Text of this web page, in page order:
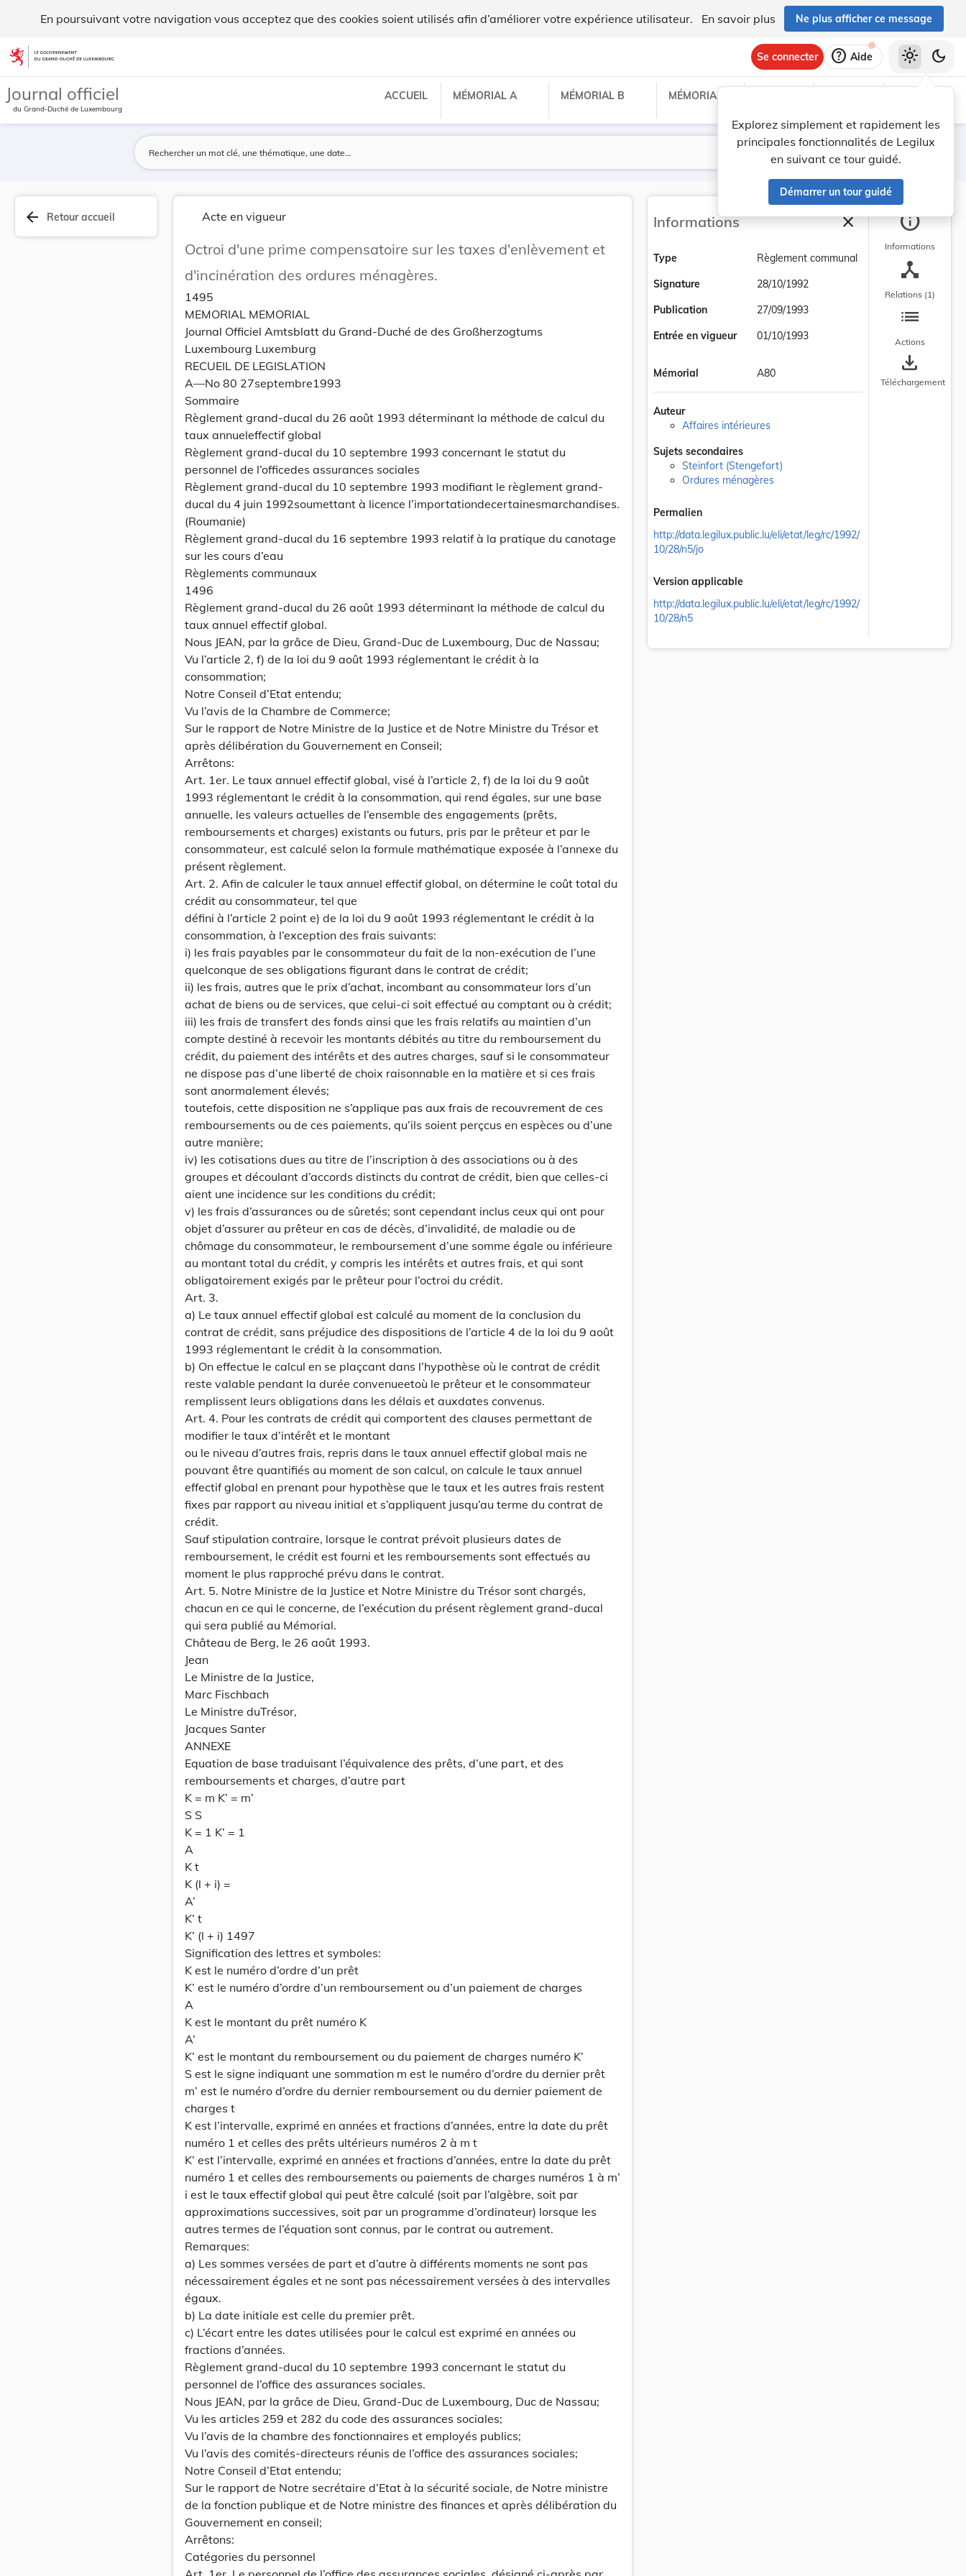
En poursuivant votre navigation vous acceptez que des cookies soient utilisés afin d’améliorer votre expérience utilisateur. En savoir plus Ne plus afficher ce message
Aller au contenu
Se connecter help Aide
Explorez simplement et rapidement les
principales fonctionnalités de Legilux
en suivant ce tour guidé.
Démarrer un tour guidé
light_mode dark_mode
Journal officiel
du Grand-Duché de Luxembourg
ACCUEIL MÉMORIAL A MÉMORIAL B MÉMORIAL C
Lancer la recherche
Filtres
arrow_back Retour accueil Acte en vigueur
Octroi d'une prime compensatoire sur les taxes d'enlèvement et
d'incinération des ordures ménagères.
1495
MEMORIAL MEMORIAL
Journal Officiel Amtsblatt du Grand-Duché de des Großherzogtums
Luxembourg Luxemburg
RECUEIL DE LEGISLATION
A—No 80 27septembre1993
Sommaire
Règlement grand-ducal du 26 août 1993 déterminant la méthode de calcul du
taux annueleffectif global
Règlement grand-ducal du 10 septembre 1993 concernant le statut du
personnel de l’officedes assurances sociales
Règlement grand-ducal du 10 septembre 1993 modifiant le règlement grand-
ducal du 4 juin 1992soumettant à licence l’importationdecertainesmarchandises.
(Roumanie)
Règlement grand-ducal du 16 septembre 1993 relatif à la pratique du canotage
sur les cours d’eau
Règlements communaux
1496
Règlement grand-ducal du 26 août 1993 déterminant la méthode de calcul du
taux annuel effectif global.
Nous JEAN, par la grâce de Dieu, Grand-Duc de Luxembourg, Duc de Nassau;
Vu l’article 2, f) de la loi du 9 août 1993 réglementant le crédit à la
consommation;
Notre Conseil d’Etat entendu;
Vu l’avis de la Chambre de Commerce;
Sur le rapport de Notre Ministre de la Justice et de Notre Ministre du Trésor et
après délibération du Gouvernement en Conseil;
Arrêtons:
Art. 1er. Le taux annuel effectif global, visé à l’article 2, f) de la loi du 9 août
1993 réglementant le crédit à la consommation, qui rend égales, sur une base
annuelle, les valeurs actuelles de l’ensemble des engagements (prêts,
remboursements et charges) existants ou futurs, pris par le prêteur et par le
consommateur, est calculé selon la formule mathématique exposée à l’annexe du
présent règlement.
Art. 2. Afin de calculer le taux annuel effectif global, on détermine le coût total du
crédit au consommateur, tel que
défini à l’article 2 point e) de la loi du 9 août 1993 réglementant le crédit à la
consommation, à l’exception des frais suivants:
i) les frais payables par le consommateur du fait de la non-exécution de l’une
quelconque de ses obligations figurant dans le contrat de crédit;
ii) les frais, autres que le prix d’achat, incombant au consommateur lors d’un
achat de biens ou de services, que celui-ci soit effectué au comptant ou à crédit;
iii) les frais de transfert des fonds ainsi que les frais relatifs au maintien d’un
compte destiné à recevoir les montants débités au titre du remboursement du
crédit, du paiement des intérêts et des autres charges, sauf si le consommateur
ne dispose pas d’une liberté de choix raisonnable en la matière et si ces frais
sont anormalement élevés;
toutefois, cette disposition ne s’applique pas aux frais de recouvrement de ces
remboursements ou de ces paiements, qu’ils soient perçcus en espèces ou d’une
autre manière;
iv) les cotisations dues au titre de l’inscription à des associations ou à des
groupes et découlant d’accords distincts du contrat de crédit, bien que celles-ci
aient une incidence sur les conditions du crédit;
v) les frais d’assurances ou de sûretés; sont cependant inclus ceux qui ont pour
objet d’assurer au prêteur en cas de décès, d’invalidité, de maladie ou de
chômage du consommateur, le remboursement d’une somme égale ou inférieure
au montant total du crédit, y compris les intérêts et autres frais, et qui sont
obligatoirement exigés par le prêteur pour l’octroi du crédit.
Art. 3.
a) Le taux annuel effectif global est calculé au moment de la conclusion du
contrat de crédit, sans préjudice des dispositions de l’article 4 de la loi du 9 août
1993 réglementant le crédit à la consommation.
b) On effectue le calcul en se plaçcant dans l’hypothèse où le contrat de crédit
reste valable pendant la durée convenueetoù le prêteur et le consommateur
remplissent leurs obligations dans les délais et auxdates convenus.
Art. 4. Pour les contrats de crédit qui comportent des clauses permettant de
modifier le taux d’intérêt et le montant
ou le niveau d’autres frais, repris dans le taux annuel effectif global mais ne
pouvant être quantifiés au moment de son calcul, on calcule le taux annuel
effectif global en prenant pour hypothèse que le taux et les autres frais restent
fixes par rapport au niveau initial et s’appliquent jusqu’au terme du contrat de
crédit.
Sauf stipulation contraire, lorsque le contrat prévoit plusieurs dates de
remboursement, le crédit est fourni et les remboursements sont effectués au
moment le plus rapproché prévu dans le contrat.
Art. 5. Notre Ministre de la Justice et Notre Ministre du Trésor sont chargés,
chacun en ce qui le concerne, de l’exécution du présent règlement grand-ducal
qui sera publié au Mémorial.
Château de Berg, le 26 août 1993.
Jean
Le Ministre de la Justice,
Marc Fischbach
Le Ministre duTrésor,
Jacques Santer
ANNEXE
Equation de base traduisant l’équivalence des prêts, d’une part, et des
remboursements et charges, d’autre part
K = m K’ = m’
S S
K = 1 K’ = 1
A
K t
K (l + i) =
A’
K’ t
K’ (l + i) 1497
Signification des lettres et symboles:
K est le numéro d’ordre d’un prêt
K’ est le numéro d’ordre d’un remboursement ou d’un paiement de charges
A
K est le montant du prêt numéro K
A’
K’ est le montant du remboursement ou du paiement de charges numéro K’
S est le signe indiquant une sommation m est le numéro d’ordre du dernier prêt
m’ est le numéro d’ordre du dernier remboursement ou du dernier paiement de
charges t
K est l’intervalle, exprimé en années et fractions d’années, entre la date du prêt
numéro 1 et celles des prêts ultérieurs numéros 2 à m t
K’ est l’intervalle, exprimé en années et fractions d’années, entre la date du prêt
numéro 1 et celles des remboursements ou paiements de charges numéros 1 à m’
i est le taux effectif global qui peut être calculé (soit par l’algèbre, soit par
approximations successives, soit par un programme d’ordinateur) lorsque les
autres termes de l’équation sont connus, par le contrat ou autrement.
Remarques:
a) Les sommes versées de part et d’autre à différents moments ne sont pas
nécessairement égales et ne sont pas nécessairement versées à des intervalles
égaux.
b) La date initiale est celle du premier prêt.
c) L’écart entre les dates utilisées pour le calcul est exprimé en années ou
fractions d’années.
Règlement grand-ducal du 10 septembre 1993 concernant le statut du
personnel de l’office des assurances sociales.
Nous JEAN, par la grâce de Dieu, Grand-Duc de Luxembourg, Duc de Nassau;
Vu les articles 259 et 282 du code des assurances sociales;
Vu l’avis de la chambre des fonctionnaires et employés publics;
Vu l’avis des comités-directeurs réunis de l’office des assurances sociales;
Notre Conseil d’Etat entendu;
Sur le rapport de Notre secrétaire d’Etat à la sécurité sociale, de Notre ministre
de la fonction publique et de Notre ministre des finances et après délibération du
Gouvernement en conseil;
Arrêtons:
Catégories du personnel
Informations closeFermer la barre
Type
Règlement communal
Signature
28/10/1992
Publication
27/09/1993
Entrée en vigueur
01/10/1993
Mémorial A80
Auteur
Affaires intérieures
Sujets secondaires
Steinfort (Stengefort)
Ordures ménagères
Permalien
http://data.legilux.public.lu/eli/etat/leg/rc/1992/
10/28/n5/jo
Version applicable
http://data.legilux.public.lu/eli/etat/leg/rc/1992/
10/28/n5
info
Informations
device_hub
Relations (1)
list
Actions
save_alt
Téléchargement